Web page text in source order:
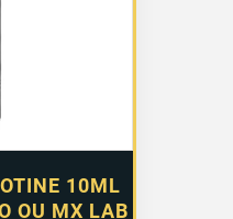
10ML
OU MX LAB